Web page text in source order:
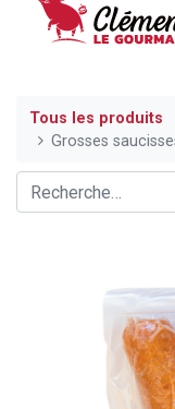
Tous les produits
Grosses